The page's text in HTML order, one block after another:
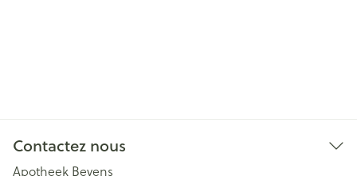
Contactez nous
Apotheek Beyens